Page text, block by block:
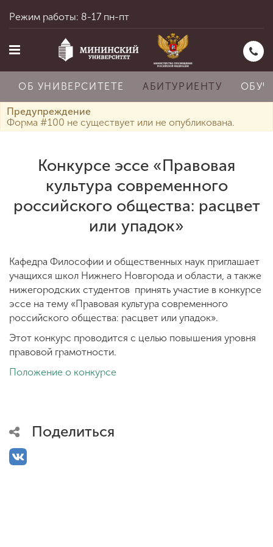
Об университете
Абитуриенту
Обучение
Наука
Международная
деятельность
деятельности
Режим работы: 8-17 пн-пт
ОБ УНИВЕРСИТЕТЕ АБИТУРИЕНТУ
Предупреждение
Форма #100 не существует или не опубликована.
Конкурсе эссе «Правовая
культура современного
российского общества: расцвет
или упадок»
Кафедра Философии и общественных наук приглашает
учащихся школ Нижнего Новгорода и области, а также
нижегородских студентов принять участие в конкурсе
эссе на тему «Правовая культура современного
российского общества: расцвет или упадок».
Этот конкурс проводится с целью повышения уровня
правовой грамотности.
Положение о конкурсе
Поделиться